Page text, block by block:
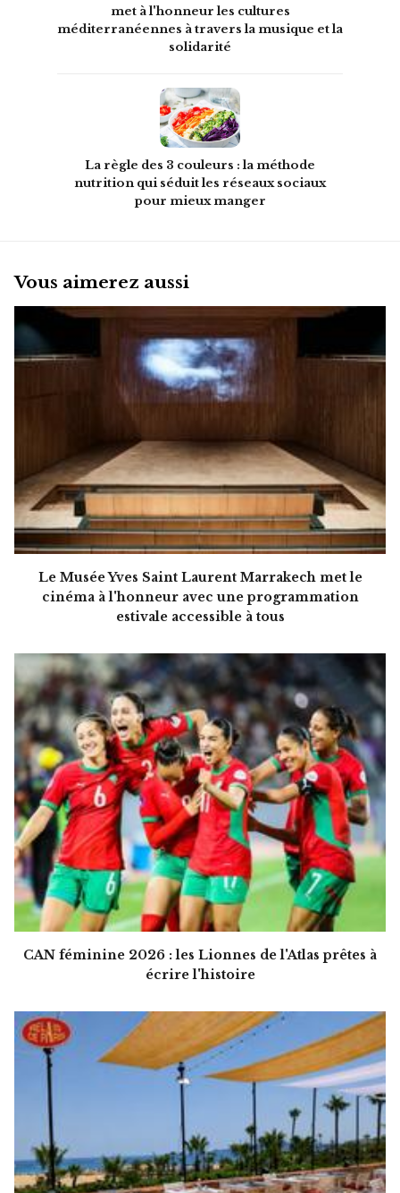
met à l'honneur les cultures
méditerranéennes à travers la musique et la
solidarité
La règle des 3 couleurs : la méthode
nutrition qui séduit les réseaux sociaux
pour mieux manger
Vous aimerez aussi
Le Musée Yves Saint Laurent Marrakech met le
cinéma à l'honneur avec une programmation
estivale accessible à tous
CAN féminine 2026 : les Lionnes de l'Atlas prêtes à
écrire l'histoire